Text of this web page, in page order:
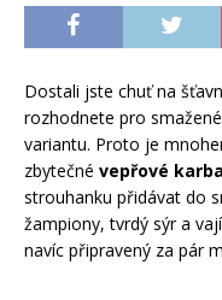
Dostali jste chuť na
rozhodnete pro
variantu. Proto je
zbytečné vepřové
strouhanku přidávat do
žampiony, tvrdý sýr a
navíc připravený za pár